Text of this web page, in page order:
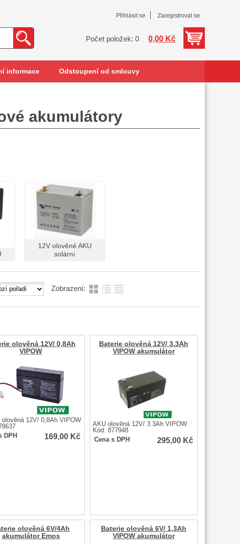
Přihlásit se Zaregistrovat se
Počet položek: 0 0,00 Kč
informace Odstoupení od smlouvy
akumulátory
12V olověné AKU
solární
Zobrazení:
olověná 12V/ 0,8Ah
VIPOW
olověná 12V/ 0,8Ah VIPOW
DPH
169,00 Kč
Baterie olověná 12V/ 3.3Ah
VIPOW akumulátor
AKU olověná 12V/ 3.3Ah VIPOW
Kód: 877948
Cena s DPH
295,00 Kč
olověná 6V/4Ah
akumulátor Emos
Baterie olověná 6V/ 1,3Ah
VIPOW akumulátor